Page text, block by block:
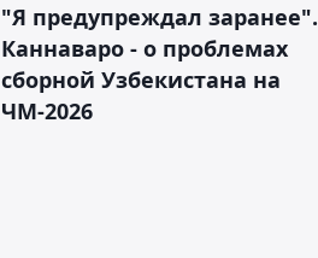
"Я предупреждал заранее".
Каннаваро - о проблемах
сборной Узбекистана на
ЧМ-2026